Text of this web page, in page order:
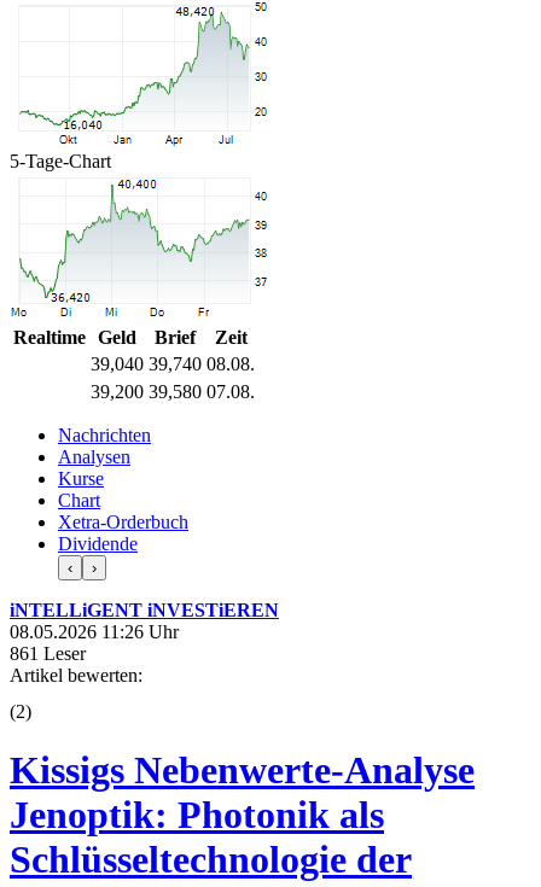
5-Tage-Chart
Realtime Geld Brief
Zeit
39,040 39,740 08.08.
39,200 39,580 07.08.
Nachrichten
Analysen
Kurse
Chart
Xetra-Orderbuch
Dividende
‹ ›
iNTELLiGENT iNVESTiEREN
08.05.2026 11:26 Uhr
861 Leser
Artikel bewerten:
(2)
Kissigs Nebenwerte-Analyse
Jenoptik: Photonik als
Schlüsseltechnologie der